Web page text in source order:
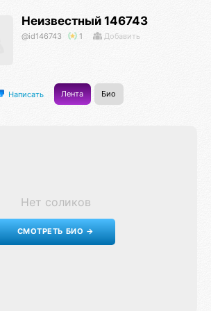
Неизвестный 146743
@id146743 1 Добавить
Написать Лента Био
Нет соликов
СМОТРЕТЬ БИО →